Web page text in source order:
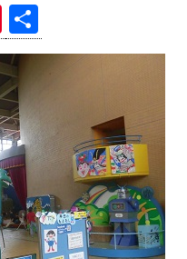
Pi
nt
er
es
t
有